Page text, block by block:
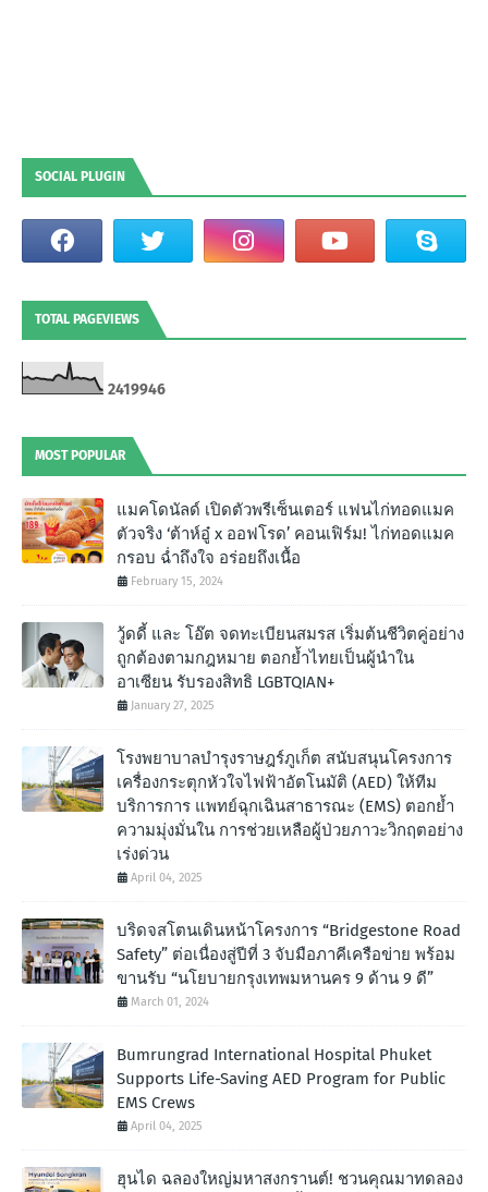
SOCIAL PLUGIN
TOTAL PAGEVIEWS
2419946
MOST POPULAR
แมคโดนัลด์ เปิดตัวพรีเซ็นเตอร์ แฟนไก่ทอดแมค
ตัวจริง ‘ต้าห์อู๋ x ออฟโรด’ คอนเฟิร์ม! ไก่ทอดแมค
กรอบ ฉํ่าถึงใจ อร่อยถึงเนื้อ
February 15, 2024
วู้ดดี้ และ โอ๊ต จดทะเบียนสมรส เริ่มต้นชีวิตคู่อย่าง
ถูกต้องตามกฎหมาย ตอกย้ำไทยเป็นผู้นำใน
อาเซียน รับรองสิทธิ LGBTQIAN+
January 27, 2025
โรงพยาบาลบำรุงราษฎร์ภูเก็ต สนับสนุนโครงการ
เครื่องกระตุกหัวใจไฟฟ้าอัตโนมัติ (AED) ให้ทีม
บริการการ แพทย์ฉุกเฉินสาธารณะ (EMS) ตอกย้ำ
ความมุ่งมั่นใน การช่วยเหลือผู้ป่วยภาวะวิกฤตอย่าง
เร่งด่วน
April 04, 2025
บริดจสโตนเดินหน้าโครงการ “Bridgestone Road
Safety” ต่อเนื่องสู่ปีที่ 3 จับมือภาคีเครือข่าย พร้อม
ขานรับ “นโยบายกรุงเทพมหานคร 9 ด้าน 9 ดี”
March 01, 2024
Bumrungrad International Hospital Phuket
Supports Life-Saving AED Program for Public
EMS Crews
April 04, 2025
ฮุนได ฉลองใหญ่มหาสงกรานต์! ชวนคุณมาทดลอง